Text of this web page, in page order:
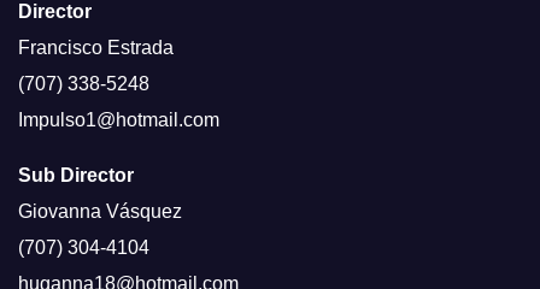
Director
Francisco Estrada
(707) 338-5248
Impulso1@hotmail.com
Sub Director
Giovanna Vásquez
(707) 304-4104
huganna18@hotmail.com